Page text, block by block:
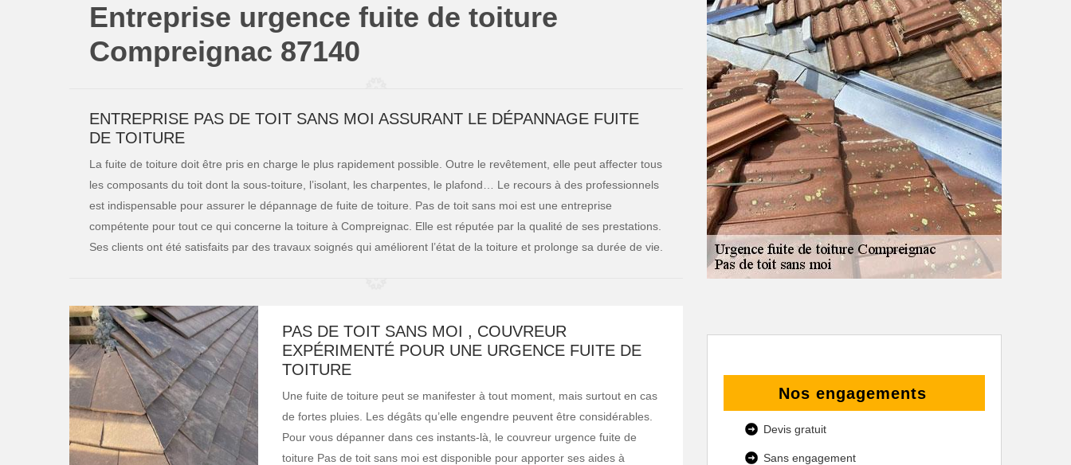
Entreprise urgence fuite de toiture
Compreignac 87140
ENTREPRISE PAS DE TOIT SANS MOI ASSURANT LE DÉPANNAGE FUITE
DE TOITURE
La fuite de toiture doit être pris en charge le plus rapidement possible. Outre le revêtement, elle peut affecter tous
les composants du toit dont la sous-toiture, l’isolant, les charpentes, le plafond… Le recours à des professionnels
est indispensable pour assurer le dépannage de fuite de toiture. Pas de toit sans moi est une entreprise
compétente pour tout ce qui concerne la toiture à Compreignac. Elle est réputée par la qualité de ses prestations.
Ses clients ont été satisfaits par des travaux soignés qui améliorent l’état de la toiture et prolonge sa durée de vie.
PAS DE TOIT SANS MOI , COUVREUR
EXPÉRIMENTÉ POUR UNE URGENCE FUITE DE
TOITURE
Une fuite de toiture peut se manifester à tout moment, mais surtout en cas
de fortes pluies. Les dégâts qu’elle engendre peuvent être considérables.
Pour vous dépanner dans ces instants-là, le couvreur urgence fuite de
toiture Pas de toit sans moi est disponible pour apporter ses aides à
Nos engagements
Devis gratuit
Sans engagement